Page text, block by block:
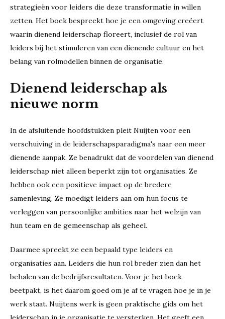
strategieën voor leiders die deze transformatie in willen
zetten. Het boek bespreekt hoe je een omgeving creëert
waarin dienend leiderschap floreert, inclusief de rol van
leiders bij het stimuleren van een dienende cultuur en het
belang van rolmodellen binnen de organisatie.
Dienend leiderschap als
nieuwe norm
In de afsluitende hoofdstukken pleit Nuijten voor een
verschuiving in de leiderschapsparadigma's naar een meer
dienende aanpak. Ze benadrukt dat de voordelen van dienend
leiderschap niet alleen beperkt zijn tot organisaties. Ze
hebben ook een positieve impact op de bredere
samenleving. Ze moedigt leiders aan om hun focus te
verleggen van persoonlijke ambities naar het welzijn van
hun team en de gemeenschap als geheel.
Daarmee spreekt ze een bepaald type leiders en
organisaties aan. Leiders die hun rol breder zien dan het
behalen van de bedrijfsresultaten. Voor je het boek
beetpakt, is het daarom goed om je af te vragen hoe je in je
werk staat. Nuijtens werk is geen praktische gids om het